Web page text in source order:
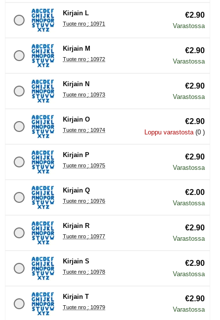
Kirjain L
Tuote nro : 10971
€2.90
Varastossa
Kirjain M
Tuote nro : 10972
€2.90
Varastossa
Kirjain N
Tuote nro : 10973
€2.90
Varastossa
Kirjain O
Tuote nro : 10974
€2.90
Loppu varastosta (0 )
Kirjain P
Tuote nro : 10975
€2.90
Varastossa
Kirjain Q
Tuote nro : 10976
€2.00
Varastossa
Kirjain R
Tuote nro : 10977
€2.90
Varastossa
Kirjain S
Tuote nro : 10978
€2.90
Varastossa
Kirjain T
Tuote nro : 10979
€2.90
Varastossa